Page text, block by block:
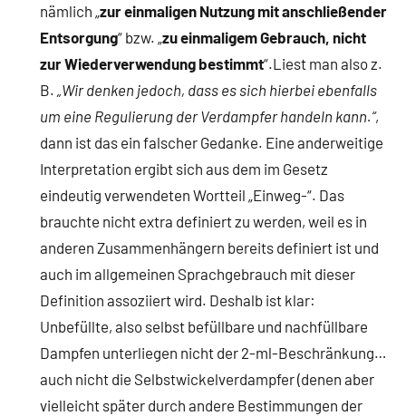
nämlich „ zur einmaligen Nutzung mit anschließender
Entsorgung“ bzw. „ zu einmaligem Gebrauch, nicht
zur Wiederverwendung bestimmt“.Liest man also z.
B. „Wir denken jedoch, dass es sich hierbei ebenfalls
um eine Regulierung der Verdampfer handeln kann.“,
dann ist das ein falscher Gedanke. Eine anderweitige
Interpretation ergibt sich aus dem im Gesetz
eindeutig verwendeten Wortteil „Einweg-“. Das
brauchte nicht extra definiert zu werden, weil es in
anderen Zusammenhängern bereits definiert ist und
auch im allgemeinen Sprachgebrauch mit dieser
Definition assoziiert wird. Deshalb ist klar:
Unbefüllte, also selbst befüllbare und nachfüllbare
Dampfen unterliegen nicht der 2-ml-Beschränkung…
auch nicht die Selbstwickelverdampfer (denen aber
vielleicht später durch andere Bestimmungen der